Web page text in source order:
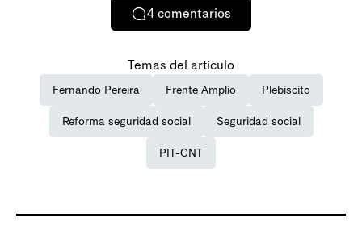
4 comentarios
Temas del artículo
Fernando Pereira Frente Amplio Plebiscito
Reforma seguridad social Seguridad social
PIT-CNT